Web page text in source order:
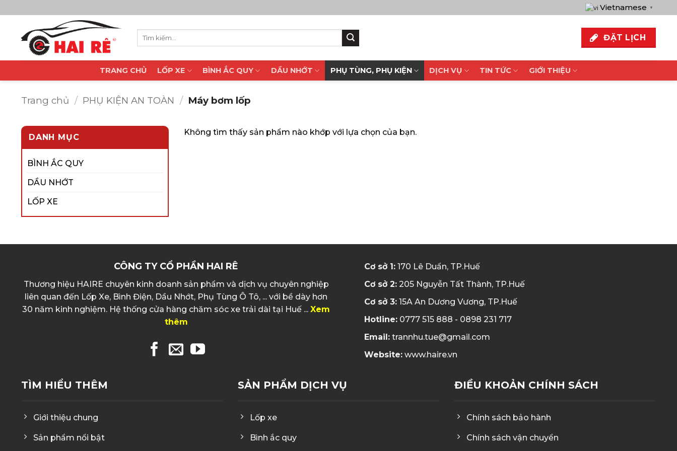
qua
Vietnamese ▼
Tìm
ĐẶT LỊCH
TRANG CHỦ LỐP XE BÌNH ẮC QUY DẦU NHỚT PHỤ TÙNG, PHỤ KIỆN DỊCH VỤ TIN TỨC GIỚI THIỆU
Trang chủ / PHỤ KIỆN AN TOÀN / Máy bơm lốp
DANH MỤC
BÌNH ẮC QUY
DẦU NHỚT
LỐP XE
Không tìm thấy sản phẩm nào khớp với lựa chọn của bạn.
CÔNG TY CỔ PHẦN HAI RÊ
Thương hiệu HAIRE chuyên kinh doanh sản phẩm và dịch vụ chuyên nghiệp
liên quan đến Lốp Xe, Bình Điện, Dầu Nhớt, Phụ Tùng Ô Tô, ... với bề dày hơn
30 năm kinh nghiệm. Hệ thống cửa hàng chăm sóc xe trải dài tại Huế ... Xem
thêm
Cơ sở 1: 170 Lê Duẩn, TP.Huế
Cơ sở 2: 205 Nguyễn Tất Thành, TP.Huế
Cơ sở 3: 15A An Dương Vương, TP.Huế
Hotline: 0777 515 888 - 0898 231 717
Email: trannhu.tue@gmail.com
Website: www.haire.vn
TÌM HIỂU THÊM
Giới thiệu chung
Sản phẩm nổi bật
SẢN PHẨM DỊCH VỤ
Lốp xe
Bình ắc quy
ĐIỀU KHOẢN CHÍNH SÁCH
Chính sách bảo hành
Chính sách vận chuyển